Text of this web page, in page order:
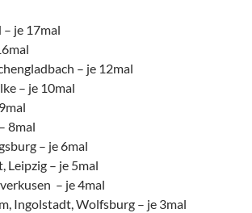
je 17mal
– je 12mal
– je 10mal
8mal
– je 6mal
Leipzig – je 5mal
– je 4mal
Ingolstadt, Wolfsburg – je 3mal